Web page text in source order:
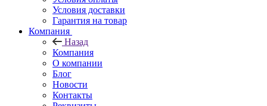
Условия доставки
Гарантия на товар
Компания
Назад
Компания
О компании
Блог
Новости
Контакты